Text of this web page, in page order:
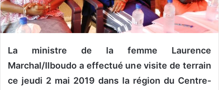
u
r
r
e
l
La ministre de la femme Laurence
Marchal/Ilboudo a effectué une visite de terrain
ce jeudi 2 mai 2019 dans la région du Centre-